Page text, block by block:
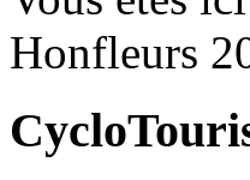
Honfleurs